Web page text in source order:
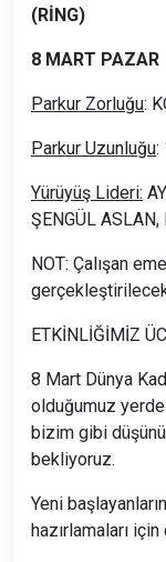
(RİNG)
8 MART PAZAR
Parkur Zorluğu:
Parkur Uzunluğu:
Yürüyüş Lideri:
ŞENGÜL ASLAN,
NOT: Çalışan
ETKİNLİĞİMİZ
8 Mart Dünya
olduğumuz
bizim gibi
bekliyoruz.
Yeni
hazırlamaları